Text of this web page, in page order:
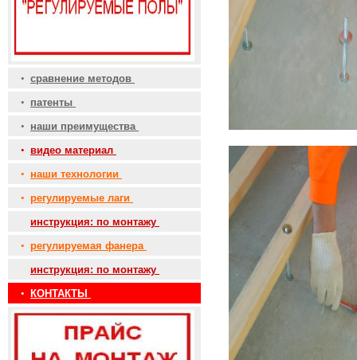
• сравнение методов
• патенты
• наши преимущества
• видео материал
• наши технологии
• регулируемые лаги
инструкция: по монтажу
• регулируемая фанера
инструкция: по монтажу
•
КОНТАКТЫ